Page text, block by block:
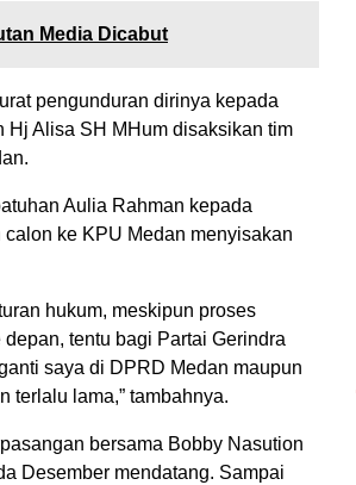
Media Dicabut
pengunduran dirinya kepada
Hj Alisa SH MHum disaksikan tim
Aulia Rahman kepada
ke KPU Medan menyisakan
hukum, meskipun proses
tentu bagi Partai Gerindra
saya di DPRD Medan maupun
terlalu lama,” tambahnya.
bersama Bobby Nasution
Desember mendatang. Sampai